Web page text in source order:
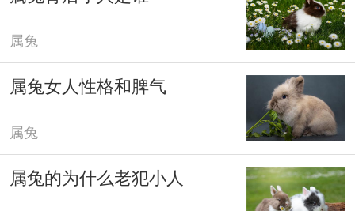
属兔
属兔女人性格和脾气
属兔
属兔的为什么老犯小人